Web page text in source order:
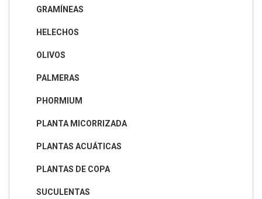
GRAMÍNEAS
HELECHOS
OLIVOS
PALMERAS
PHORMIUM
PLANTA MICORRIZADA
PLANTAS ACUÁTICAS
PLANTAS DE COPA
SUCULENTAS